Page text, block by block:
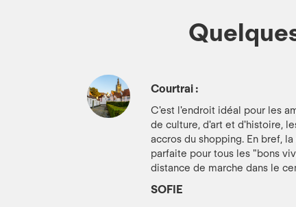
Courtrai :
C'est l'endroit idéal pour les
de culture, d'art et d'histoire,
accros du shopping. En bref,
parfaite pour tous les "bons
distance de marche dans le
SOFIE